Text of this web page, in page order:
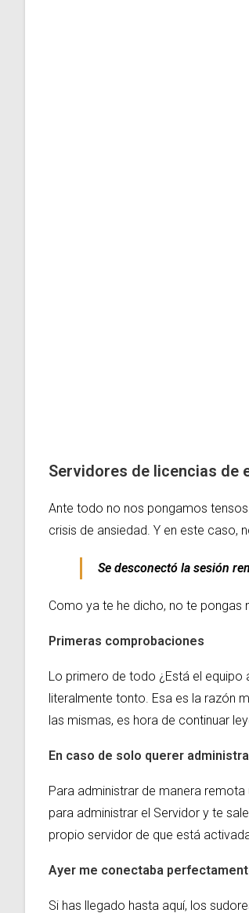
Servidores de licencias de
Ante todo no nos pongamos
crisis de ansiedad. Y en este caso,
Se desconectó la sesión
Como ya te he dicho, no te pongas
Primeras comprobaciones
Lo primero de todo ¿Está el
literalmente tonto. Esa es la razón
las mismas, es hora de continuar
En caso de solo querer
Para administrar de manera
para administrar el Servidor y te
propio servidor de que está
Ayer me conectaba
Si has llegado hasta aquí, los